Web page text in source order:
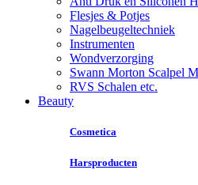
Flesjes & Potjes
Nagelbeugeltechniek
Instrumenten
Wondverzorging
Swann Morton Scalpel
RVS Schalen etc.
Beauty
Cosmetica
Harsproducten